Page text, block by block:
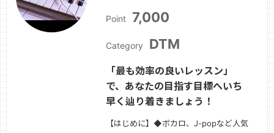
Point 7,000
Category DTM
「最も効率の良いレッスン」
で、あなたの目指す目標へいち
早く辿り着きましょう！
【はじめに】◆ボカロ、J-popなど人気